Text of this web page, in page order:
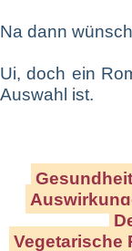
Na dann
Ui, doch ein
Auswahl ist.
Vegetarische